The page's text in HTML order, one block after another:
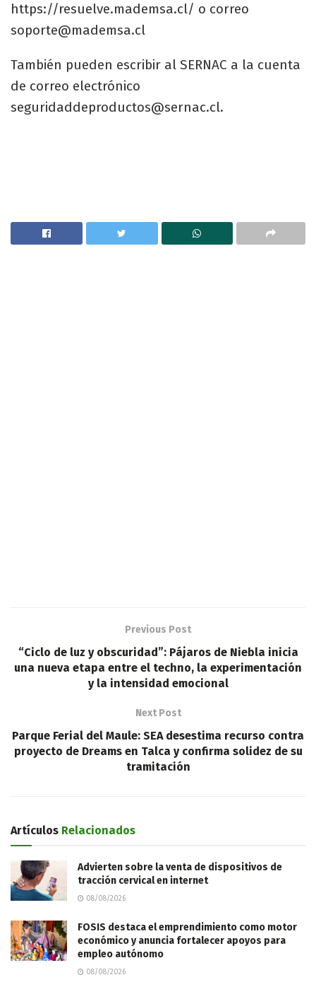
https://resuelve.mademsa.cl/ o correo
soporte@mademsa.cl
También pueden escribir al SERNAC a la cuenta
de correo electrónico
seguridaddeproductos@sernac.cl.
Previous Post
“Ciclo de luz y obscuridad”: Pájaros de Niebla inicia
una nueva etapa entre el techno, la experimentación
y la intensidad emocional
Next Post
Parque Ferial del Maule: SEA desestima recurso contra
proyecto de Dreams en Talca y confirma solidez de su
tramitación
Artículos Relacionados
Advierten sobre la venta de dispositivos de
tracción cervical en internet
08/08/2026
FOSIS destaca el emprendimiento como motor
económico y anuncia fortalecer apoyos para
empleo autónomo
08/08/2026